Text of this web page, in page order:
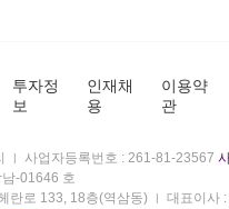
투자정
보
인재채
용
이용약
관
사업자등록번호 : 261-81-23567
-01646 호
란로 133, 18층(역삼동)
대표이사